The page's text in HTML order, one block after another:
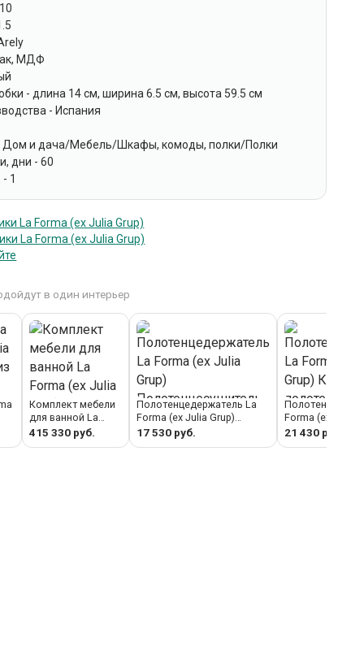
МДФ
- длина 14 см, ширина 6.5 см, высота 59.5 см
- Испания
Дом и дача/Мебель/Шкафы, комоды, полки/Полки
дни - 60
1
La Forma (ех Julia Grup)
La Forma (ех Julia Grup)
в один интерьер
Комплект мебели
для ванной La
Forma (ех Julia
Grup) Тумба для
415 330 руб.
Полотенцедержатель La
Forma (ех Julia Grup)
Полотенцесушитель Arely
из черного металла арт.
17 530 руб.
Forma (ех Julia
Кольцо для
Arely из
21 430 руб.